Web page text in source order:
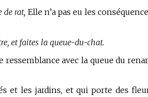
de rat, Elle n’a pas eu les
et faites la queue-du-chat.
avec la queue du
et les jardins, et qui porte des